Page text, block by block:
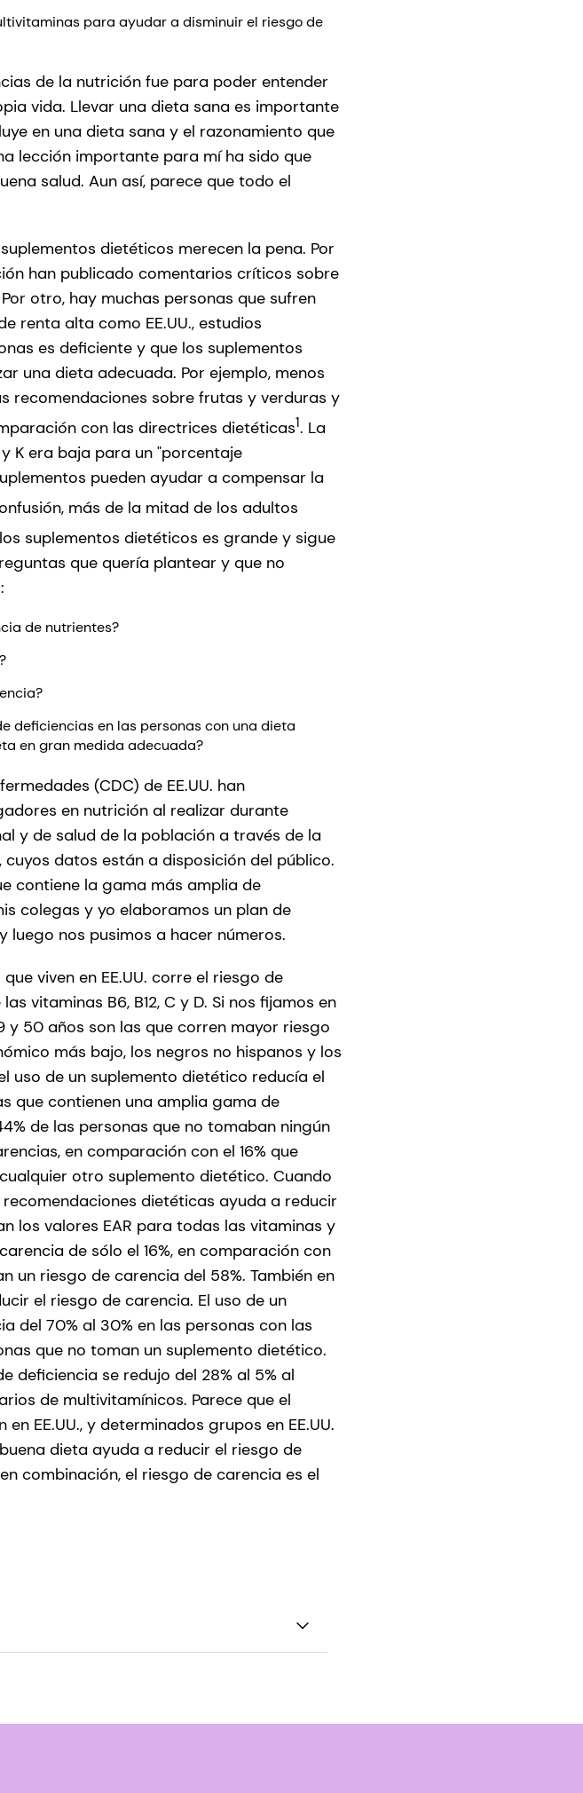
para ayudar a disminuir el riesgo de
de la nutrición fue para poder entender
vida. Llevar una dieta sana es importante
en una dieta sana y el razonamiento que
lección importante para mí ha sido que
salud. Aun así, parece que todo el
dietéticos merecen la pena. Por
han publicado comentarios críticos sobre
otro, hay muchas personas que sufren
renta alta como EE.UU., estudios
es deficiente y que los suplementos
una dieta adecuada. Por ejemplo, menos
recomendaciones sobre frutas y verduras y
con las directrices dietéticas1. La
K era baja para un "porcentaje
pueden ayudar a compensar la
más de la mitad de los adultos
suplementos dietéticos es grande y sigue
que quería plantear y que no
de nutrientes?
deficiencias en las personas con una dieta
en gran medida adecuada?
(CDC) de EE.UU. han
en nutrición al realizar durante
y de salud de la población a través de la
cuyos datos están a disposición del público.
contiene la gama más amplia de
colegas y yo elaboramos un plan de
nos pusimos a hacer números.
viven en EE.UU. corre el riesgo de
vitaminas B6, B12, C y D. Si nos fijamos en
y 50 años son las que corren mayor riesgo
más bajo, los negros no hispanos y los
uso de un suplemento dietético reducía el
que contienen una amplia gama de
de las personas que no tomaban ningún
en comparación con el 16% que
otro suplemento dietético. Cuando
dietéticas ayuda a reducir
los valores EAR para todas las vitaminas y
de sólo el 16%, en comparación con
un riesgo de carencia del 58%. También en
el riesgo de carencia. El uso de un
del 70% al 30% en las personas con las
que no toman un suplemento dietético.
deficiencia se redujo del 28% al 5% al
de multivitamínicos. Parece que el
EE.UU., y determinados grupos en EE.UU.
dieta ayuda a reducir el riesgo de
combinación, el riesgo de carencia es el
stop-wasting-money-vitamin-